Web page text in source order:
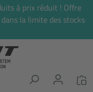
à prix réduit ! Offre
la limite des stocks